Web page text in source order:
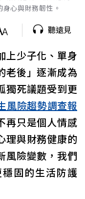
心與財務韌性。
聽遠見
上少子化、單身
老後」逐漸成為
獨死議題受到更
風險趨勢調查報
再只是個人情感
理與財務健康的
風險變數，我們
固的生活防護